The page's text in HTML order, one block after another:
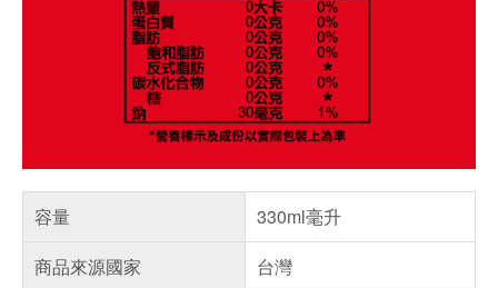
容量
330ml毫升
商品來源國家
台灣